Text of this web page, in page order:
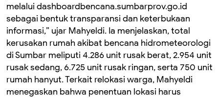
melalui dashboardbencana.sumbarprov.go.id
sebagai bentuk transparansi dan keterbukaan
informasi,” ujar Mahyeldi. Ia menjelaskan, total
kerusakan rumah akibat bencana hidrometeorologi
di Sumbar meliputi 4.286 unit rusak berat, 2.954 unit
rusak sedang, 6.725 unit rusak ringan, serta 750 unit
rumah hanyut. Terkait relokasi warga, Mahyeldi
menegaskan bahwa penentuan lokasi harus